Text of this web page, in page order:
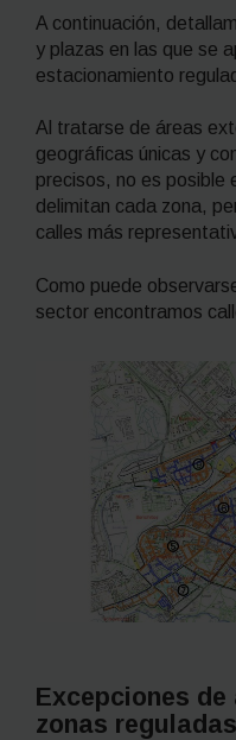
A continuación,
y plazas en las que se
estacionamiento
Al tratarse de áreas
geográficas únicas y
precisos, no es posible
delimitan cada zona,
calles más
Como puede
sector encontramos
Excepciones
zonas reguladas